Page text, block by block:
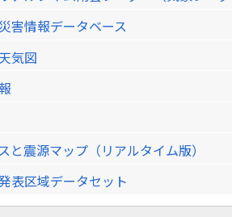
害情報データベース
気図
と震源マップ（リアルタイム版）
表区域データセット